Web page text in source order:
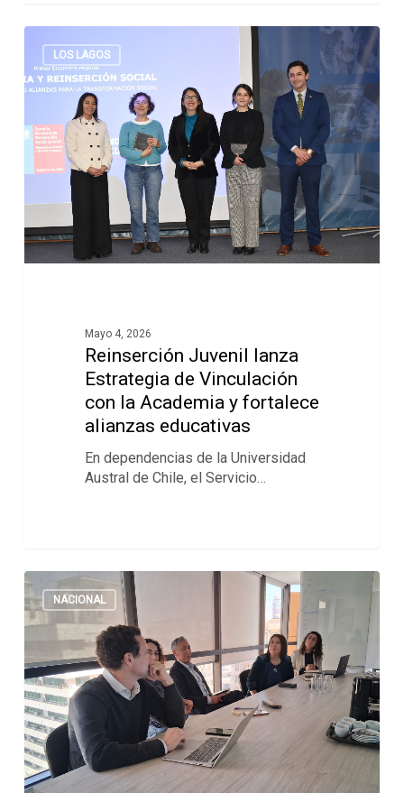
LOS LAGOS
Mayo 4, 2026
Reinserción Juvenil lanza
Estrategia de Vinculación
con la Academia y fortalece
alianzas educativas
En dependencias de la Universidad
Austral de Chile, el Servicio…
NACIONAL